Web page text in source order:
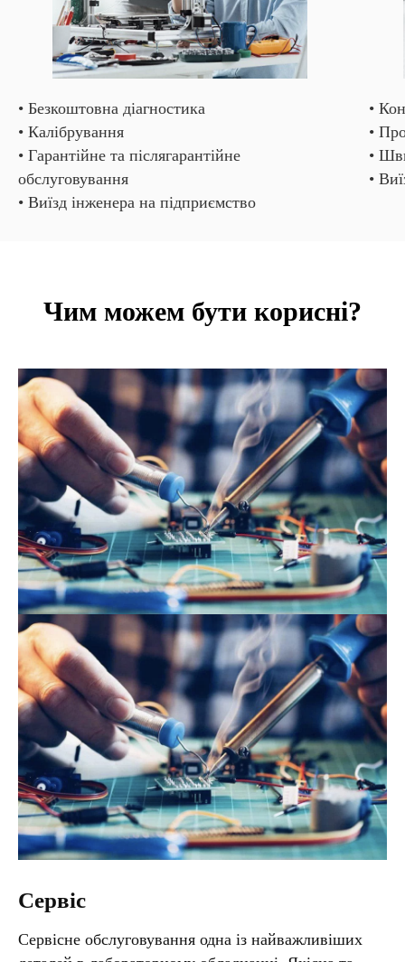
• Безкоштовна діагностика
• Калібрування
• Гарантійне та післягарантійне
обслуговування
• Виїзд інженера на підприємство
•
•
•
•
Чим можем бути корисні?
Сервіс
Сервісне обслуговування одна із найважливіших